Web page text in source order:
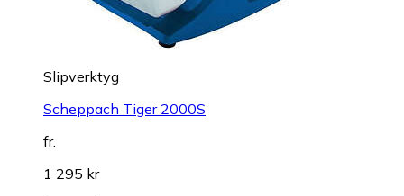
Slipverktyg
Scheppach Tiger 2000S
fr.
1 295 kr